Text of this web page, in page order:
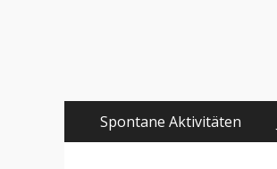
Primäres
Menü
zum
Spontane Aktivitäten